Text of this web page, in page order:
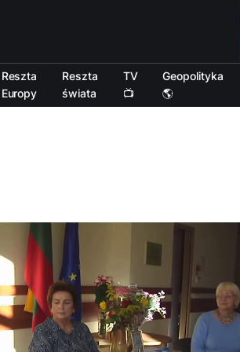
Reszta
Europy
Reszta
świata
TV
📺
Geopolityka
🌎